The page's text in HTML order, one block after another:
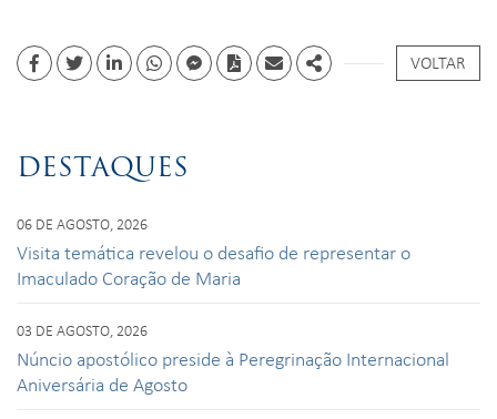
FacebookTwitterLinkedinwhatsappfacebook messenger
PDF EmailShare
VOLTAR
DESTAQUES
06 DE AGOSTO, 2026
Visita temática revelou o desafio de representar o
Imaculado Coração de Maria
03 DE AGOSTO, 2026
Núncio apostólico preside à Peregrinação Internacional
Aniversária de Agosto